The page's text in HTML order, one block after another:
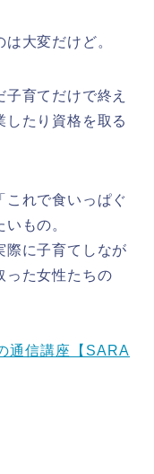
大変だけど。
育てだけで終え
したり資格を取る
これで食いっぱぐ
もの。
際に子育てしなが
った女性たちの
通信講座【SARA